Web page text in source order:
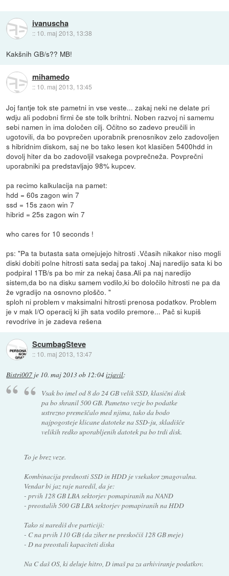
ivanuscha
:: 10. maj 2013, 13:38
Kakšnih GB/s?? MB!
mihamedo
:: 10. maj 2013, 13:45
Joj fantje tok ste pametni in vse veste... zakaj neki ne delate pri
wdju ali podobni firmi če ste tolk brihtni. Noben razvoj ni samemu
sebi namen in ima določen cilj. Očitno so zadevo preučili in
ugotovili, da bo povprečen uporabnik prenosnikov zelo zadovoljen
s hibridnim diskom, saj ne bo tako lesen kot klasičen 5400hdd in
dovolj hiter da bo zadovoljil vsakega povprečneža. Povprečni
uporabniki pa predstavljajo 98% kupcev.
pa recimo kalkulacija na pamet:
hdd = 60s zagon win 7
ssd = 15s zaon win 7
hibrid = 25s zagon win 7
who cares for 10 seconds !
ps: "Pa ta butasta sata omejujejo hitrosti .Včasih nikakor niso mogli
diski dobiti polne hitrosti sata sedaj pa takoj .Naj naredijo sata ki bo
podpiral 1TB/s pa bo mir za nekaj časa.Ali pa naj naredijo
sistem,da bo na disku samem vodilo,ki bo določilo hitrosti ne pa da
že vgradijo na osnovno ploščo. "
sploh ni problem v maksimalni hitrosti prenosa podatkov. Problem
je v mak I/O operacij ki jih sata vodilo premore... Pač si kupiš
revodrive in je zadeva rešena
ScumbagSteve
:: 10. maj 2013, 13:47
Bistri007 je 10. maj 2013 ob 12:04izjavil:
Vsak bo imel od 8 do 24 GB velik SSD, klasični disk
pa bo shranil 500 GB. Pametno vezje bo podatke
ustrezno premeščalo med njima, tako da bodo
najpogosteje klicane datoteke na SSD-ju, skladišče
velikih redko uporabljenih datotek pa bo trdi disk.
To je brez veze.
Kombinacija prednosti SSD in HDD je vsekakor zmagovalna.
Vendar bi jaz raje naredil, da je:
- prvih 128 GB LBA sektorjev pomapiranih na NAND
- preostalih 500 GB LBA sektorjev pomapiranih na HDD
Tako si narediš dve particiji:
- C na prvih 110 GB (da ziher ne preskočiš 128 GB meje)
- D na preostali kapaciteti diska
Na C daš OS, ki deluje hitro, D imaš pa za arhiviranje podatkov.